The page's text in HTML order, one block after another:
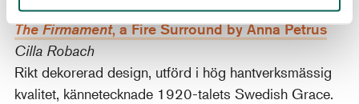
The Firmament, a Fire Surround by Anna Petrus
Cilla Robach
Rikt dekorerad design, utförd i hög hantverksmässig
kvalitet, kännetecknade 1920-talets Swedish Grace.